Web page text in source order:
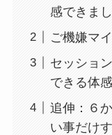
感できま
ご機嫌マ
セッショ
できる体
追伸：６
い事だけ